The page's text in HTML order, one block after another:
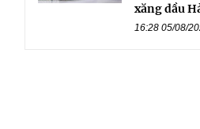
xăng dầu
16:28 05/08/